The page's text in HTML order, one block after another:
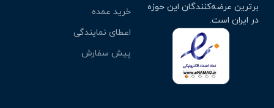
برترین عرضه‌کنندگان این حوزه
در ایران است.
خرید عمده
اعطای نمایندگی
پیش سفارش